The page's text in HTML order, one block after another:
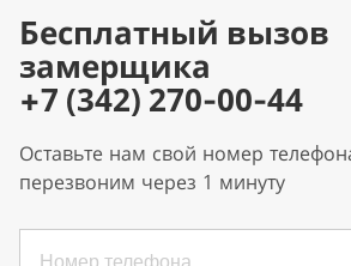
Бесплатный вызов
замерщика
+7 (342) 270-00-44
Оставьте нам свой номер
перезвоним через 1 минуту